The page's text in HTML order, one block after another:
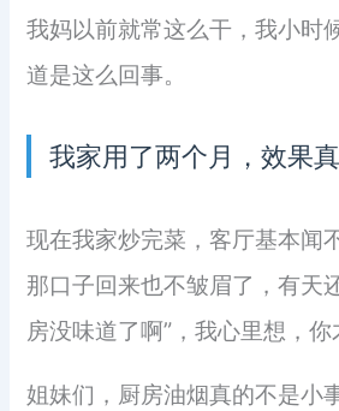
我妈以前就常这么干，我小时
道是这么回事。
我家用了两个月，效果
现在我家炒完菜，客厅基本闻
那口子回来也不皱眉了，有天
房没味道了啊”，我心里想，你
姐妹们，厨房油烟真的不是小